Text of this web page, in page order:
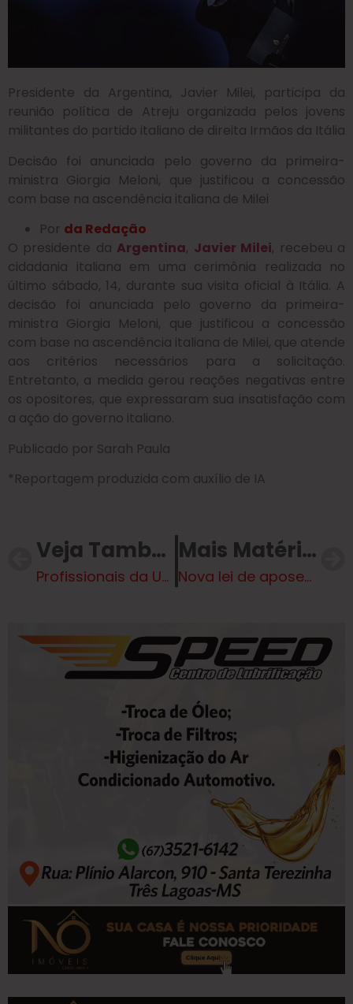
Presidente da Argentina, Javier Milei, participa da
reunião política de Atreju organizada pelos jovens
militantes do partido italiano de direita Irmãos da Itália
Decisão foi anunciada pelo governo da primeira-
ministra Giorgia Meloni, que justificou a concessão
com base na ascendência italiana de Milei
Por da Redação
O presidente da Argentina, Javier Milei, recebeu a
cidadania italiana em uma cerimônia realizada no
último sábado, 14, durante sua visita oficial à Itália. A
decisão foi anunciada pelo governo da primeira-
ministra Giorgia Meloni, que justificou a concessão
com base na ascendência italiana de Milei, que atende
aos critérios necessários para a solicitação.
Entretanto, a medida gerou reações negativas entre
os opositores, que expressaram sua insatisfação com
a ação do governo italiano.
Publicado por Sarah Paula
*Reportagem produzida com auxílio de IA
Veja Também
Profissionais da UPA da Cidade de Deus são demitidos após morte de paciente em espera
Mais Matérias
Nova lei de aposentadoria aos 55 anos para trabalhadores registrados é motivo de celebração nacional